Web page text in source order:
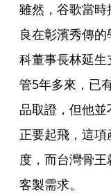
雖然，谷歌當時
良在彰濱秀傳
科董事長林延
管5年多來，已
品取證，但他並
正要起飛，這
度，而台灣骨
客製需求。